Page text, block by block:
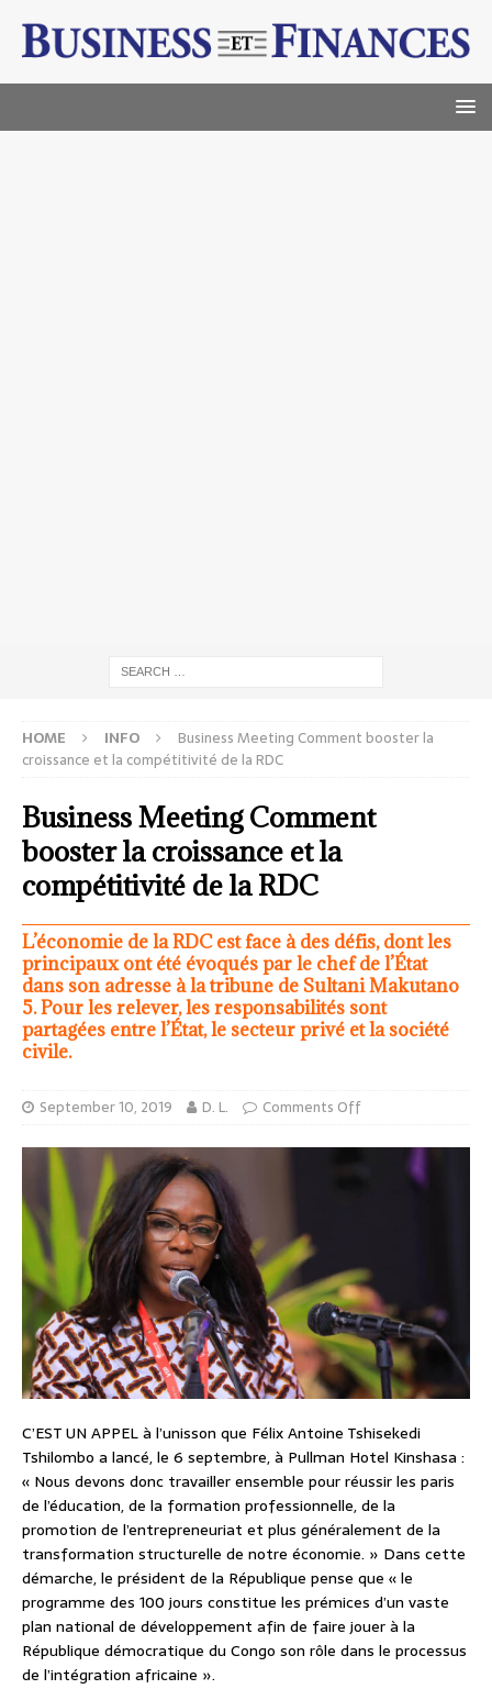
HOME INFO
Business Meeting Comment booster la
croissance et la compétitivité de la RDC
Business Meeting Comment
booster la croissance et la
compétitivité de la RDC
L’économie de la RDC est face à des défis, dont les
principaux ont été évoqués par le chef de l’État
dans son adresse à la tribune de Sultani Makutano
5. Pour les relever, les responsabilités sont
partagées entre l’État, le secteur privé et la société
civile.
September 10, 2019 D. L. Comments Off
C’EST UN APPEL à l’unisson que Félix Antoine Tshisekedi
Tshilombo a lancé, le 6 septembre, à Pullman Hotel Kinshasa :
« Nous devons donc travailler ensemble pour réussir les paris
de l’éducation, de la formation professionnelle, de la
promotion de l’entrepreneuriat et plus généralement de la
transformation structurelle de notre économie. » Dans cette
démarche, le président de la République pense que « le
programme des 100 jours constitue les prémices d’un vaste
plan national de développement afin de faire jouer à la
République démocratique du Congo son rôle dans le processus
de l’intégration africaine ».